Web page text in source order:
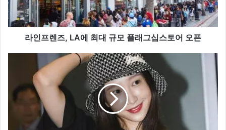
에
최
대
라인프렌즈, LA에 최대 규모 플래그십스토어 오픈
트
렌